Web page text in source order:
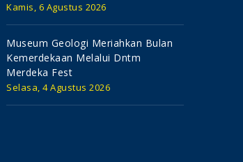
Kamis, 6 Agustus 2026
Museum Geologi Meriahkan Bulan
Kemerdekaan Melalui Dntm
Merdeka Fest
Selasa, 4 Agustus 2026